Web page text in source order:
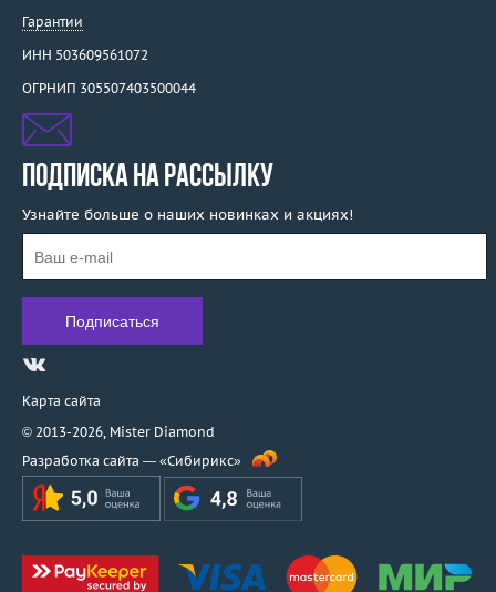
Гарантии
ИНН 503609561072
ОГРНИП 305507403500044
ПОДПИСКА НА РАССЫЛКУ
Узнайте больше о наших новинках и акциях!
Карта сайта
© 2013-2026, Mister Diamond
Разработка сайта — «Сибирикс»